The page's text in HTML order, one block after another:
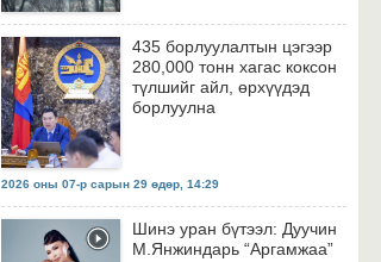
435 борлуулалтын цэгээр
280,000 тонн хагас коксон
түлшийг айл, өрхүүдэд
борлуулна
2026 оны 07-р сарын 29 өдөр, 14:29
Шинэ уран бүтээл: Дуучин
М.Янжиндарь “Аргамжаа”